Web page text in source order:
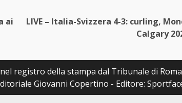
ai
LIVE – Italia-Svizzera 4-3: curling,
Calgary
registro della stampa dal Tribunale di
Giovanni Copertino - Editore: